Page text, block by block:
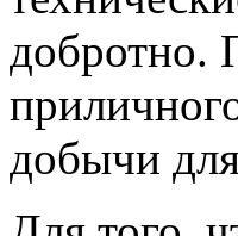
добротно.
добычи